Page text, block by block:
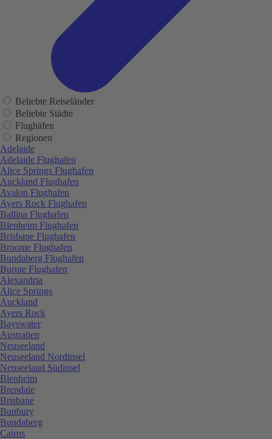
Beliebte Reiseländer
Beliebte Städte
Flughäfen
Regionen
Adelaide
Adelaide Flughafen
Alice Springs Flughafen
Auckland Flughafen
Avalon Flughafen
Ayers Rock Flughafen
Ballina Flughafen
Blenheim Flughafen
Brisbane Flughafen
Broome Flughafen
Bundaberg Flughafen
Burnie Flughafen
Alexandria
Alice Springs
Auckland
Ayers Rock
Bayswater
Australien
Neuseeland
Neuseeland Nordinsel
Neuseeland Südinsel
Blenheim
Brendale
Brisbane
Bunbury
Bundaberg
Cairns